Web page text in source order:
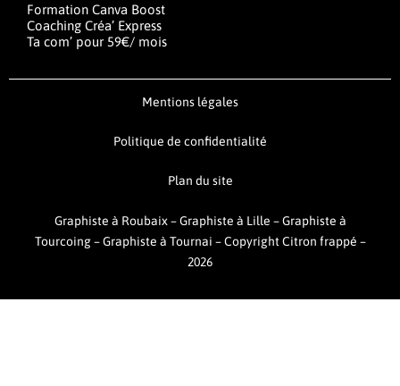
Formation Canva Boost
Coaching Créa’ Express
Ta com’ pour 59€/ mois
Mentions légales
Politique de confidentialité
Plan du site
Graphiste à Roubaix –Graphiste à Lille –Graphiste à
Tourcoing–Graphiste à Tournai –Copyright Citron frappé –
2026